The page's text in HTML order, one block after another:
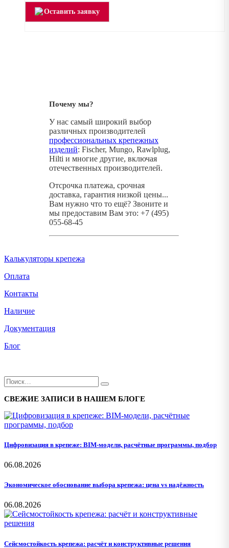
Оставить заявку
Почему мы?
У нас самый широкий выбор
различных производителей
профессиональных крепежных
изделий: Fischer, Mungo, Rawlplug,
Hilti и многие другие, включая
отечественных производителей.
Отсрочка платежа, срочная
доставка, гарантия низкой цены...
Вам нужно что то ещё? Звоните и
мы предоставим Вам это: +7 (495)
055-68-45
Калькуляторы крепежа
Оплата
Контакты
Наличие
Документация
Блог
СВЕЖИЕ ЗАПИСИ В НАШЕМ БЛОГЕ
Цифровизация в крепеже: BIM-модели, расчётные программы, подбор
06.08.2026
Экономическое обоснование выбора крепежа: цена vs надёжность
06.08.2026
Сейсмостойкость крепежа: расчёт и конструктивные решения